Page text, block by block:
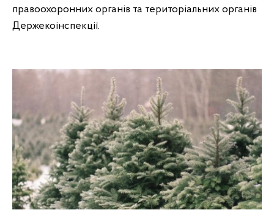
правоохоронних органів та територіальних органів
Держекоінспекції.